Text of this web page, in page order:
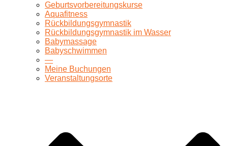
Geburtsvorbereitungskurse
Aquafitness
Rückbildungsgymnastik
Rückbildungsgymnastik im Wasser
Babymassage
Babyschwimmen
—
Meine Buchungen
Veranstaltungsorte